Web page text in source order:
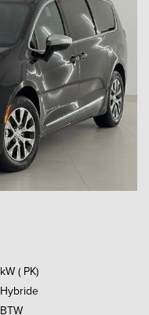
kW ( PK)
Hybride
BTW